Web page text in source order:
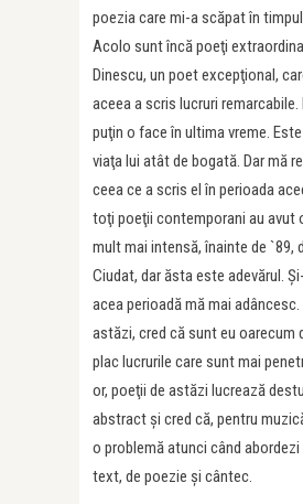
poezia care mi-a scăpat în
Acolo sunt încă poeţi
Dinescu, un poet excepţional,
aceea a scris lucruri remarcabile.
puţin o face în ultima vreme.
viaţa lui atât de bogată. Dar mă
ceea ce a scris el în perioada
toţi poeţii contemporani au avut
mult mai intensă, înainte de `89,
Ciudat, dar ăsta este adevărul.
acea perioadă mă mai
astăzi, cred că sunt eu oarecum
plac lucrurile care sunt mai
or, poeţii de astăzi lucrează
abstract şi cred că, pentru
o problemă atunci când
text, de poezie şi cântec.